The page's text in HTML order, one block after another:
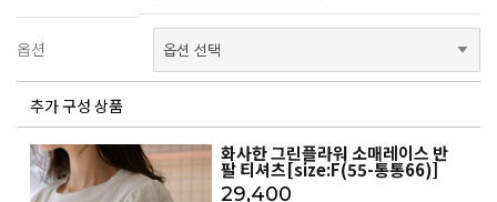
옵션
추가 구성 상품
화사한 그린플라워 소매레이스 반
팔 티셔츠[size:F(55-통통66)]
29,400